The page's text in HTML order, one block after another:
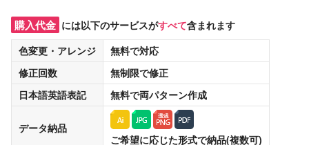
購入代金 には以下のサービスがすべて含まれます
色変更・アレンジ
無料で対応
修正回数
無制限で修正
日本語英語表記
無料で両パターン作成
データ納品
ご希望に応じた形式で納品(複数可)